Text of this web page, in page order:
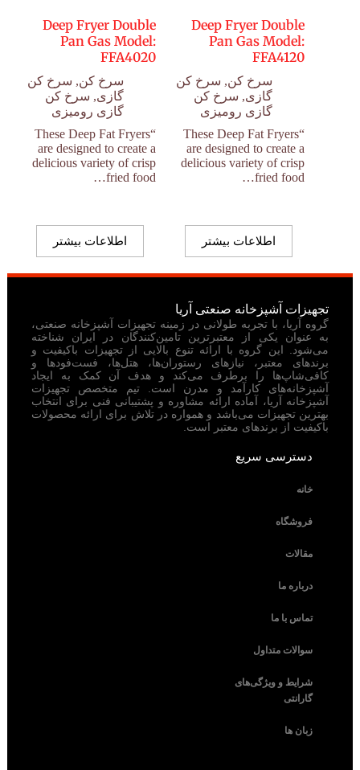
Deep Fryer Double
Pan Gas Model:
FFA4120
سرخ کن, سرخ کن
گازی, سرخ کن
گازی رومیزی
“These Deep Fat Fryers
are designed to create a
delicious variety of crisp
fried food…
اطلاعات بیشتر
Deep Fryer Double
Pan Gas Model:
FFA4020
سرخ کن, سرخ کن
گازی, سرخ کن
گازی رومیزی
“These Deep Fat Fryers
are designed to create a
delicious variety of crisp
fried food…
اطلاعات بیشتر
تجهیزات آشپزخانه صنعتی آریا
گروه آریا، با تجربه طولانی در زمینه تجهیزات آشپزخانه صنعتی،
به عنوان یکی از معتبرترین تامین‌کنندگان در ایران شناخته
می‌شود. این گروه با ارائه تنوع بالایی از تجهیزات باکیفیت و
برندهای معتبر، نیازهای رستوران‌ها، هتل‌ها، فست‌فودها و
کافی‌شاپ‌ها را برطرف می‌کند و هدف آن کمک به ایجاد
آشپزخانه‌های کارآمد و مدرن است. تیم متخصص تجهیزات
آشپزخانه آریا، آماده ارائه مشاوره و پشتیبانی فنی برای انتخاب
بهترین تجهیزات می‌باشد و همواره در تلاش برای ارائه محصولات
باکیفیت از برندهای معتبر است.
دسترسی سریع
خانه
فروشگاه
مقالات
درباره ما
تماس با ما
سوالات متداول
شرایط و ویژگی‌های
گارانتی
زبان ها